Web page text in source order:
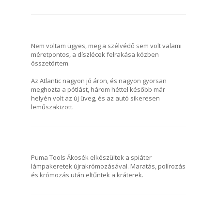
Nem voltam ügyes, meg a szélvédő sem volt valami
méretpontos, a díszlécek felrakása közben
összetörtem.
Az Atlantic nagyon jó áron, és nagyon gyorsan
meghozta a pótlást, három héttel később már
helyén volt az új üveg, és az autó sikeresen
leműszakizott.
Puma Tools Ákosék elkészültek a spiáter
lámpakeretek újrakrómozásával. Maratás, polírozás
és krómozás után eltűntek a kráterek.